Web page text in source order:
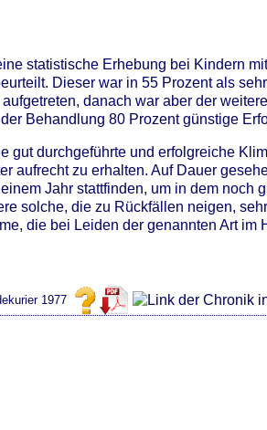
statistische Erhebung bei Kindern
Dieser war in 55 Prozent als
danach war aber der
Behandlung 80 Prozent günstige
gut durchgeführte und erfolgreiche
aufrecht zu erhalten. Auf Dauer
Jahr stattfinden, um in dem noch
solche, die zu Rückfällen neigen,
die bei Leiden der genannten Art
1977